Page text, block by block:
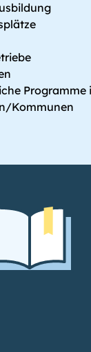
Programme
Kommunen